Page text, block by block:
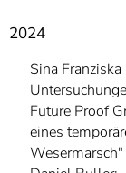
2024
Sina
Future Proof
eines
Wesermarsch"